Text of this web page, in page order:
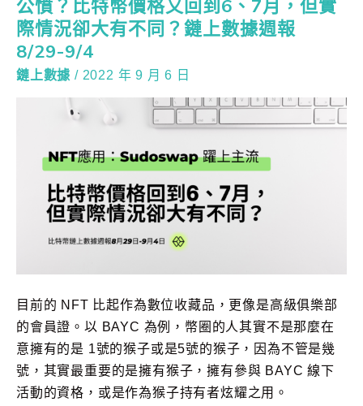
公憤？比特幣價格又回到6、7月，但實
際情況卻大有不同？鏈上數據週報
8/29-9/4
鏈上數據 / 2022 年 9 月 6 日
目前的 NFT 比起作為數位收藏品，更像是高級俱樂部
的會員證。以 BAYC 為例，幣圈的人其實不是那麼在
意擁有的是 1號的猴子或是5號的猴子，因為不管是幾
號，其實最重要的是擁有猴子，擁有參與 BAYC 線下
活動的資格，或是作為猴子持有者炫耀之用。